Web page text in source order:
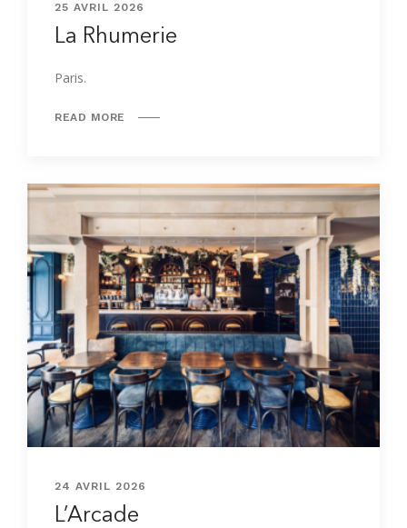
25 AVRIL 2026
La Rhumerie
Paris.
READ MORE
24 AVRIL 2026
L’Arcade